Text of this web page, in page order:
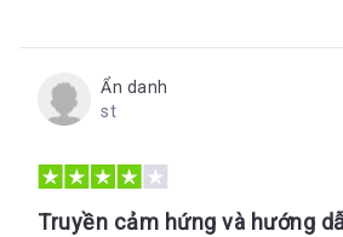
hoạch cho một tháng mới cũng thể
cùng chủ động đấy.
được tạo ra bởi triệu phú tự thân T.
cùng hiệu quả khi làm theo phương
Ẩn danh
st
Truyền cảm hứng và hướng